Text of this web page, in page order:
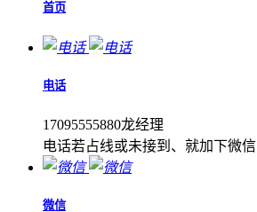
首页
电话
17095555880龙经理
电话若占线或未接到、就加下微信
微信